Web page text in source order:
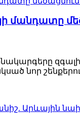
մանդատը
նոր